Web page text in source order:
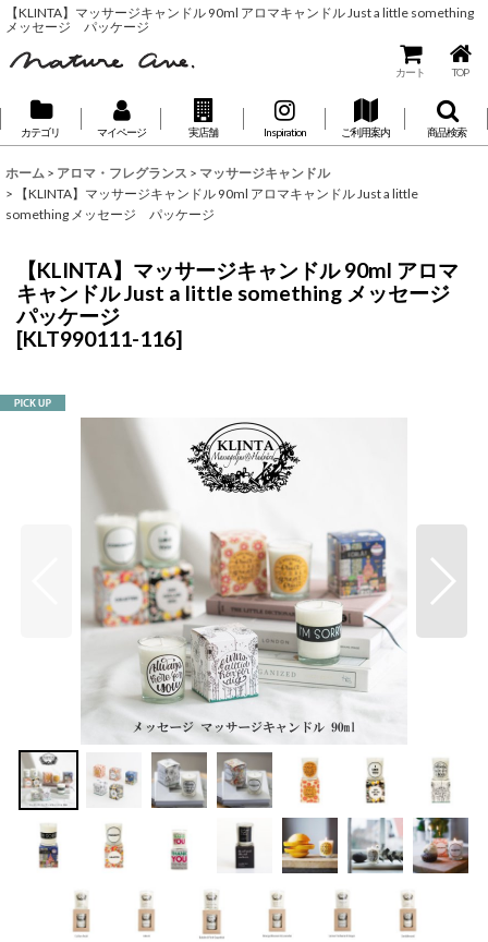
【KLINTA】マッサージキャンドル 90ml アロマキャンドル Just a little something
メッセージ パッケージ
カート TOP
カテゴリ マイページ 実店舗 Inspiration ご利用案内 商品検索
ホーム > アロマ・フレグランス > マッサージキャンドル
>
【KLINTA】マッサージキャンドル 90ml アロマキャンドル Just a little
something メッセージ パッケージ
【KLINTA】マッサージキャンドル 90ml アロマ
キャンドル Just a little something メッセージ
パッケージ
[KLT990111-116]